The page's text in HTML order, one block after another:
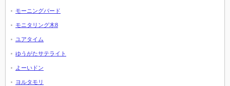
モーニングバード
モニタリング木8
ユアタイム
ゆうがたサテライト
よーいドン
ヨルタモリ